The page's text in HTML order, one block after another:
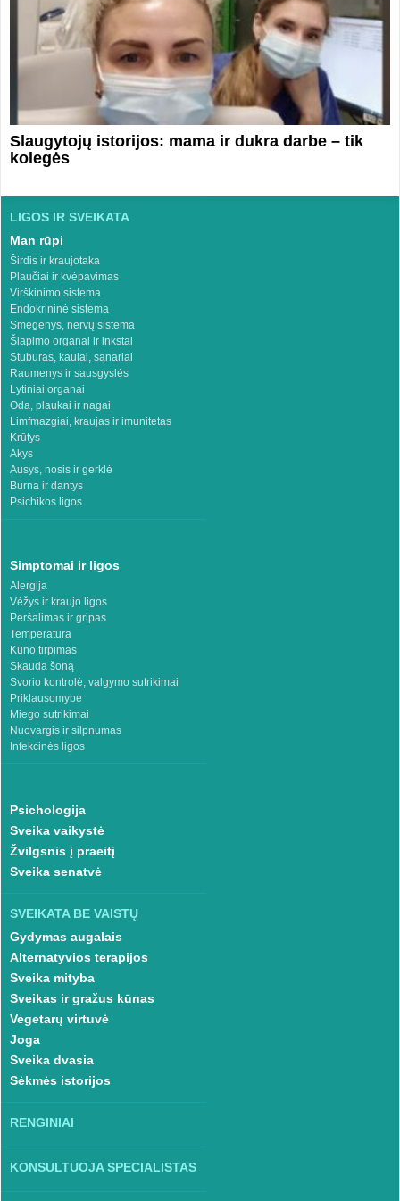
Slaugytojų istorijos: mama ir dukra darbe – tik
kolegės
LIGOS IR SVEIKATA
Man rūpi
Širdis ir kraujotaka
Plaučiai ir kvėpavimas
Virškinimo sistema
Endokrininė sistema
Smegenys, nervų sistema
Šlapimo organai ir inkstai
Stuburas, kaulai, sąnariai
Raumenys ir sausgyslės
Lytiniai organai
Oda, plaukai ir nagai
Limfmazgiai, kraujas ir imunitetas
Krūtys
Akys
Ausys, nosis ir gerklė
Burna ir dantys
Psichikos ligos
Simptomai ir ligos
Alergija
Vėžys ir kraujo ligos
Peršalimas ir gripas
Temperatūra
Kūno tirpimas
Skauda šoną
Svorio kontrolė, valgymo sutrikimai
Priklausomybė
Miego sutrikimai
Nuovargis ir silpnumas
Infekcinės ligos
Psichologija
Sveika vaikystė
Žvilgsnis į praeitį
Sveika senatvė
SVEIKATA BE VAISTŲ
Gydymas augalais
Alternatyvios terapijos
Sveika mityba
Sveikas ir gražus kūnas
Vegetarų virtuvė
Joga
Sveika dvasia
Sėkmės istorijos
RENGINIAI
KONSULTUOJA SPECIALISTAS